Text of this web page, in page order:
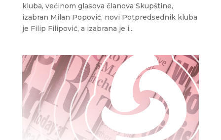
kluba, većinom glasova članova Skupštine,
izabran Milan Popović, novi Potpredsednik kluba
je Filip Filipović, a izabrana je i...